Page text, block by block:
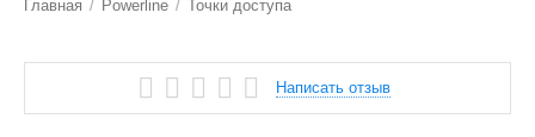
Главная / Powerline / Точки доступа
Написать отзыв